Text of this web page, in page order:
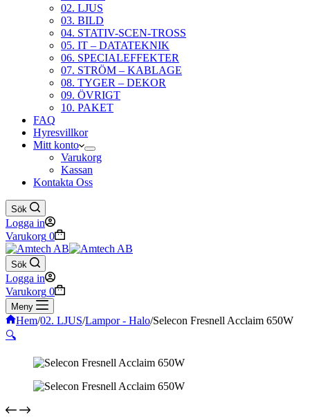
02. LJUS
03. BILD
04. STATIV-SCEN-TROSS
05. IT – DATATEKNIK
06. SPECIALEFFEKTER
07. STRÖM – KABLAGE
08. TYGER – DEKOR
09. ÖVRIGT
10. PAKET
FAQ
Hyresvillkor
Mitt konto
Varukorg
Kassan
Kontakta Oss
Sök
Logga in
Varukorg 0
Sök
Logga in
Varukorg 0
Meny
Hem/02. LJUS/Lampor - Halo/Selecon Fresnell Acclaim 650W
🔍